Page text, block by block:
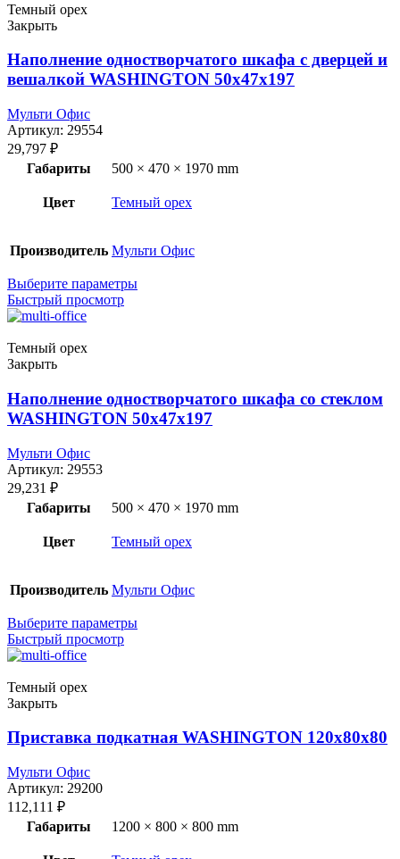
Темный орех
Закрыть
Наполнение одностворчатого шкафа с дверцей и
вешалкой WASHINGTON 50x47x197
Мульти Офис
Артикул: 29554
29,797 ₽
Габариты
500 × 470 × 1970 mm
Цвет Темный орех
Производитель Мульти Офис
Выберите параметры
Быстрый просмотр
Темный орех
Закрыть
Наполнение одностворчатого шкафа со стеклом
WASHINGTON 50x47x197
Мульти Офис
Артикул: 29553
29,231 ₽
Габариты
500 × 470 × 1970 mm
Цвет Темный орех
Производитель Мульти Офис
Выберите параметры
Быстрый просмотр
Темный орех
Закрыть
Приставка подкатная WASHINGTON 120x80x80
Мульти Офис
Артикул: 29200
112,111 ₽
Габариты
1200 × 800 × 800 mm